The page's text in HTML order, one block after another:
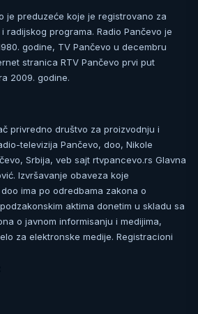
je preduzeće koje je registrovano za
radijskog programa. Radio Pančevo je
godine, TV Pančevo u decembru
stranica RTV Pančevo prvi put
2009. godine.
privredno društvo za proizvodnju i
televizija Pančevo, doo, Nikole
Srbija, veb sajt rtvpancevo.rs Glavna
Izvršavanje obaveza koje
ima po odredbama zakona o
aktima donetim u skladu sa
o javnom informisanju i medijima,
za elektronske medije. Registracioni